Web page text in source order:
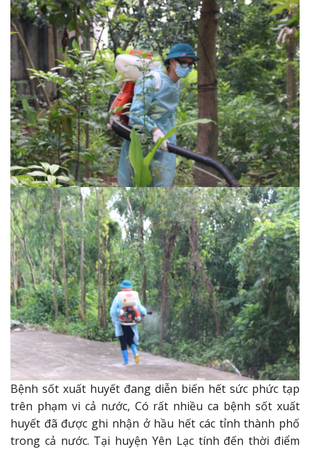
Bệnh sốt xuất huyết đang diễn biến hết sức phức tạp
trên phạm vi cả nước, Có rất nhiều ca bệnh sốt xuất
huyết đã được ghi nhận ở hầu hết các tỉnh thành phố
trong cả nước. Tại huyện Yên Lạc tính đến thời điểm